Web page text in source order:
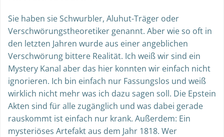
Sie haben sie Schwurbler, Aluhut-Träger oder
Verschwörungstheoretiker genannt. Aber wie so oft in
den letzten Jahren wurde aus einer angeblichen
Verschwörung bittere Realität. Ich weiß wir sind ein
Mystery Kanal aber das hier konnten wir einfach nicht
ignorieren. Ich bin einfach nur Fassungslos und weiß
wirklich nicht mehr was ich dazu sagen soll. Die Epstein
Akten sind für alle zugänglich und was dabei gerade
rauskommt ist einfach nur krank. Außerdem: Ein
mysteriöses Artefakt aus dem Jahr 1818. Wer